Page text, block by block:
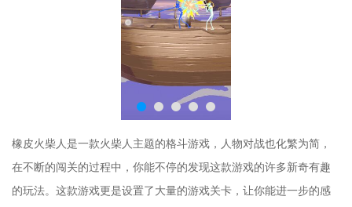
橡皮火柴人是一款火柴人主题的格斗游戏，人物对战也化繁为简，
在不断的闯关的过程中，你能不停的发现这款游戏的许多新奇有趣
的玩法。这款游戏更是设置了大量的游戏关卡，让你能进一步的感